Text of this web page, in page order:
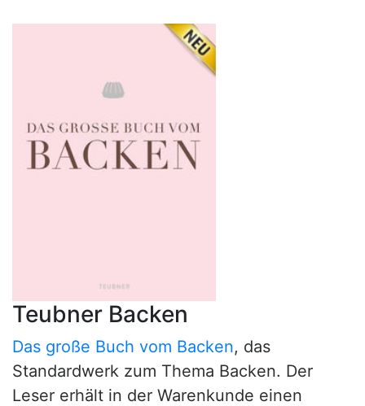
Teubner Backen
Das große Buch vom Backen, das
Standardwerk zum Thema Backen. Der
Leser erhält in der Warenkunde einen